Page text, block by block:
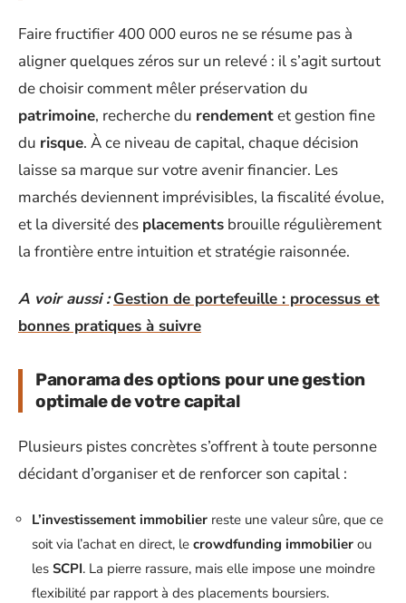
Faire fructifier 400 000 euros ne se résume pas à
aligner quelques zéros sur un relevé : il s’agit surtout
de choisir comment mêler préservation du
patrimoine, recherche du rendementet gestion fine
du risque. À ce niveau de capital, chaque décision
laisse sa marque sur votre avenir financier. Les
marchés deviennent imprévisibles, la fiscalité évolue,
et la diversité des placements brouille régulièrement
la frontière entre intuition et stratégie raisonnée.
A voir aussi : Gestion de portefeuille : processus et
bonnes pratiques à suivre
Panorama des options pour une gestion
optimale de votre capital
Plusieurs pistes concrètes s’offrent à toute personne
décidant d’organiser et de renforcer son capital :
L’investissement immobilier reste une valeur sûre, que ce
soit via l’achat en direct, le crowdfunding immobilier ou
les SCPI. La pierre rassure, mais elle impose une moindre
flexibilité par rapport à des placements boursiers.